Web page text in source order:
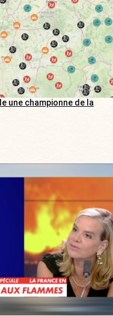
une championne de la